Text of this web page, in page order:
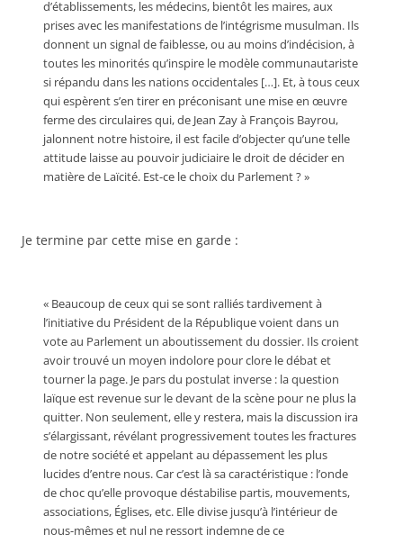
d’établissements, les médecins, bientôt les maires, aux
prises avec les manifestations de l’intégrisme musulman. Ils
donnent un signal de faiblesse, ou au moins d’indécision, à
toutes les minorités qu’inspire le modèle communautariste
si répandu dans les nations occidentales […]. Et, à tous ceux
qui espèrent s’en tirer en préconisant une mise en œuvre
ferme des circulaires qui, de Jean Zay à François Bayrou,
jalonnent notre histoire, il est facile d’objecter qu’une telle
attitude laisse au pouvoir judiciaire le droit de décider en
matière de Laïcité. Est-ce le choix du Parlement ? »
Je termine par cette mise en garde :
« Beaucoup de ceux qui se sont ralliés tardivement à
l’initiative du Président de la République voient dans un
vote au Parlement un aboutissement du dossier. Ils croient
avoir trouvé un moyen indolore pour clore le débat et
tourner la page. Je pars du postulat inverse : la question
laïque est revenue sur le devant de la scène pour ne plus la
quitter. Non seulement, elle y restera, mais la discussion ira
s’élargissant, révélant progressivement toutes les fractures
de notre société et appelant au dépassement les plus
lucides d’entre nous. Car c’est là sa caractéristique : l’onde
de choc qu’elle provoque déstabilise partis, mouvements,
associations, Églises, etc. Elle divise jusqu’à l’intérieur de
nous-mêmes et nul ne ressort indemne de ce